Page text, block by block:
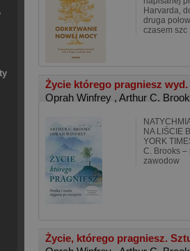
Harvarda,
druga
czasem szc
Życie którego pragniesz
Oprah Winfrey , Arthur C.
NA LIŚCIE
YORK
C. Brooks –
zawodow
Życie, którego pragniesz.